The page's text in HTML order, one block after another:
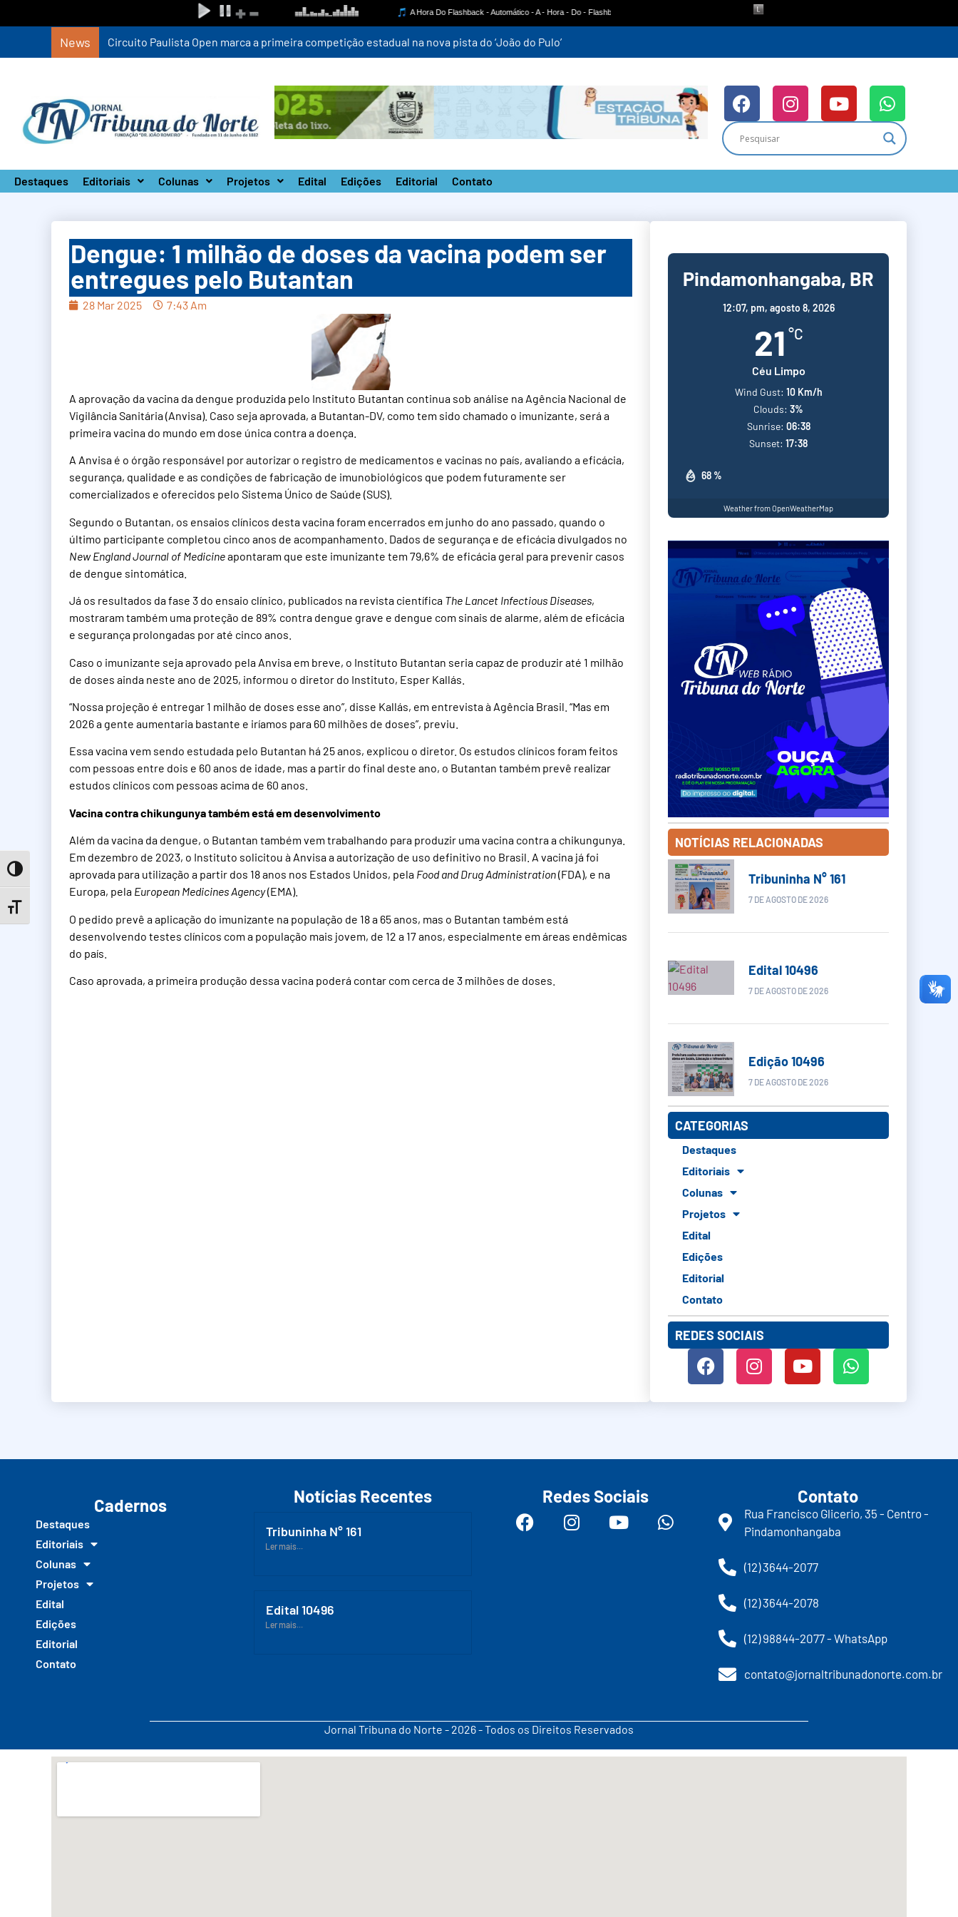
Toggle High Contrast
Toggle Font size
News Circuito Paulista Open marca a primeira competição estadual na nova pista do ‘João do Pulo’
Destaques Editoriais Colunas Projetos Edital Edições Editorial Contato
Dengue: 1 milhão de doses da vacina podem ser
entregues pelo Butantan
28 Mar 2025 7:43 Am
A aprovação da vacina da dengue produzida pelo Instituto Butantan continua sob análise na Agência Nacional de
Vigilância Sanitária (Anvisa). Caso seja aprovada, a Butantan-DV, como tem sido chamado o imunizante, será a
primeira vacina do mundo em dose única contra a doença.
A Anvisa é o órgão responsável por autorizar o registro de medicamentos e vacinas no país, avaliando a eficácia,
segurança, qualidade e as condições de fabricação de imunobiológicos que podem futuramente ser
comercializados e oferecidos pelo Sistema Único de Saúde (SUS).
Segundo o Butantan, os ensaios clínicos desta vacina foram encerrados em junho do ano passado, quando o
último participante completou cinco anos de acompanhamento. Dados de segurança e de eficácia divulgados no
New England Journal of Medicineapontaram que este imunizante tem 79,6% de eficácia geral para prevenir casos
de dengue sintomática.
Já os resultados da fase 3 do ensaio clínico, publicados na revista científica The Lancet Infectious Diseases,
mostraram também uma proteção de 89% contra dengue grave e dengue com sinais de alarme, além de eficácia
e segurança prolongadas por até cinco anos.
Caso o imunizante seja aprovado pela Anvisa em breve, o Instituto Butantan seria capaz de produzir até 1 milhão
de doses ainda neste ano de 2025, informou o diretor do Instituto, Esper Kallás.
“Nossa projeção é entregar 1 milhão de doses esse ano”, disse Kallás, em entrevista à Agência Brasil. “Mas em
2026 a gente aumentaria bastante e iríamos para 60 milhões de doses”, previu.
Essa vacina vem sendo estudada pelo Butantan há 25 anos, explicou o diretor. Os estudos clínicos foram feitos
com pessoas entre dois e 60 anos de idade, mas a partir do final deste ano, o Butantan também prevê realizar
estudos clínicos com pessoas acima de 60 anos.
Vacina contra chikungunya também está em desenvolvimento
Além da vacina da dengue, o Butantan também vem trabalhando para produzir uma vacina contra a chikungunya.
Em dezembro de 2023, o Instituto solicitou à Anvisa a autorização de uso definitivo no Brasil. A vacina já foi
aprovada para utilização a partir dos 18 anos nos Estados Unidos, pela Food and Drug Administration(FDA), e na
Europa, pela European Medicines Agency(EMA).
O pedido prevê a aplicação do imunizante na população de 18 a 65 anos, mas o Butantan também está
desenvolvendo testes clínicos com a população mais jovem, de 12 a 17 anos, especialmente em áreas endêmicas
do país.
Caso aprovada, a primeira produção dessa vacina poderá contar com cerca de 3 milhões de doses.
Pindamonhangaba, BR
12:07, pm, agosto 8, 2026
21 °C
Céu Limpo
68 %
Wind Gust: 10 Km/h
Clouds: 3%
Sunrise: 06:38
Sunset: 17:38
Weather from OpenWeatherMap
NOTÍCIAS RELACIONADAS
Tribuninha N° 161
7 DE AGOSTO DE 2026
Edital 10496
7 DE AGOSTO DE 2026
Edição 10496
7 DE AGOSTO DE 2026
CATEGORIAS
Destaques
Editoriais
Colunas
Projetos
Edital
Edições
Editorial
Contato
REDES SOCIAIS
Cadernos
Destaques
Editoriais
Colunas
Projetos
Edital
Edições
Editorial
Contato
Notícias Recentes
Tribuninha N° 161
Ler mais...
Edital 10496
Ler mais...
Redes Sociais Contato
Rua Francisco Glicerio, 35 - Centro -
Pindamonhangaba
(12) 3644-2077
(12) 3644-2078
(12) 98844-2077 - WhatsApp
contato@jornaltribunadonorte.com.br
Jornal Tribuna do Norte - 2026 - Todos os Direitos Reservados